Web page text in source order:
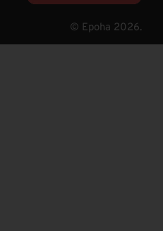
© Epoha 2026.